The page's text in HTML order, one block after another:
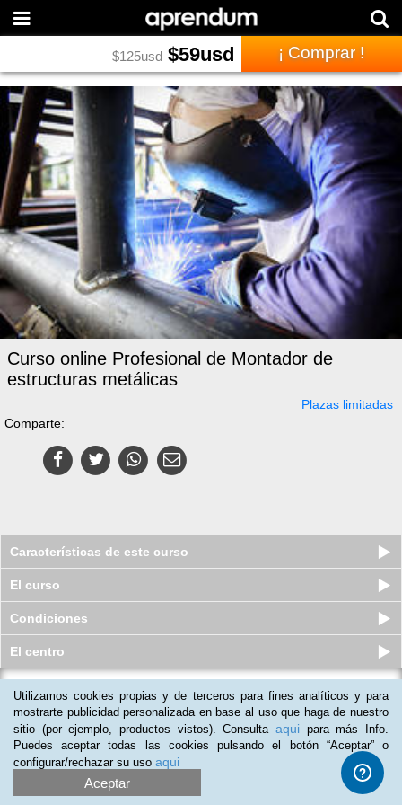
$125usd $59usd ¡ Comprar !
Curso online Profesional de Montador de
estructuras metálicas
Plazas limitadas
Comparte:
Características de este curso
El curso
Condiciones
El centro
Curso online de Montaje y Puesta en
Marcha de Bienes de Equipo...
Plazas limitadas
190usd $79usd
Utilizamos cookies propias y de terceros para fines analíticos y para
mostrarte publicidad personalizada en base al uso que haga de nuestro
sitio (por ejemplo, productos vistos). Consulta aqui para más Info.
Puedes aceptar todas las cookies pulsando el botón “Aceptar” o
configurar/rechazar su uso aqui
Aceptar